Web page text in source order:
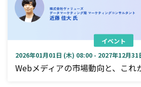
イベント
2026年01月01日 (木) 08:00 - 2027年12月31
Webメディアの市場動向と、これ